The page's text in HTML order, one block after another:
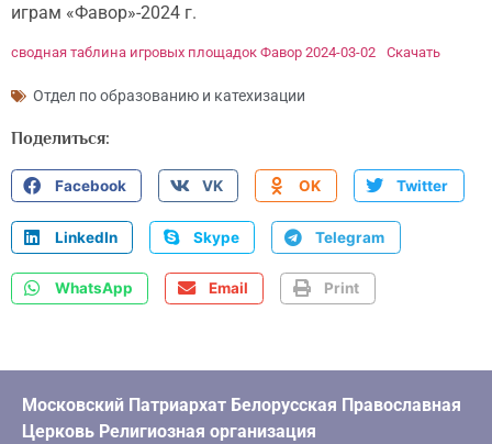
играм «Фавор»-2024 г.
сводная таблина игровых площадок Фавор 2024-03-02 Скачать
Отдел по образованию и катехизации
Поделиться:
Facebook VK OK Twitter
LinkedIn Skype Telegram
WhatsApp Email Print
Московский Патриархат Белорусская Православная
Церковь Религиозная организация